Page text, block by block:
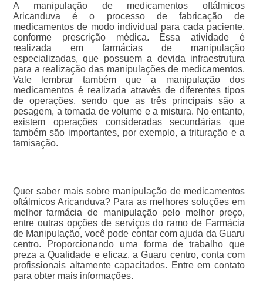
A manipulação de medicamentos oftálmicos
Aricanduva é o processo de fabricação de
medicamentos de modo individual para cada paciente,
conforme prescrição médica. Essa atividade é
realizada em farmácias de manipulação
especializadas, que possuem a devida infraestrutura
para a realização das manipulações de medicamentos.
Vale lembrar também que a manipulação dos
medicamentos é realizada através de diferentes tipos
de operações, sendo que as três principais são a
pesagem, a tomada de volume e a mistura. No entanto,
existem operações consideradas secundárias que
também são importantes, por exemplo, a trituração e a
tamisação.
Quer saber mais sobre manipulação de medicamentos
oftálmicos Aricanduva? Para as melhores soluções em
melhor farmácia de manipulação pelo melhor preço,
entre outras opções de serviços do ramo de Farmácia
de Manipulação, você pode contar com ajuda da Guaru
centro. Proporcionando uma forma de trabalho que
preza a Qualidade e eficaz, a Guaru centro, conta com
profissionais altamente capacitados. Entre em contato
para obter mais informações.